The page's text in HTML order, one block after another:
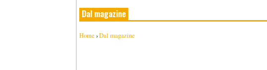
Dal magazine
Home ›Dal magazine